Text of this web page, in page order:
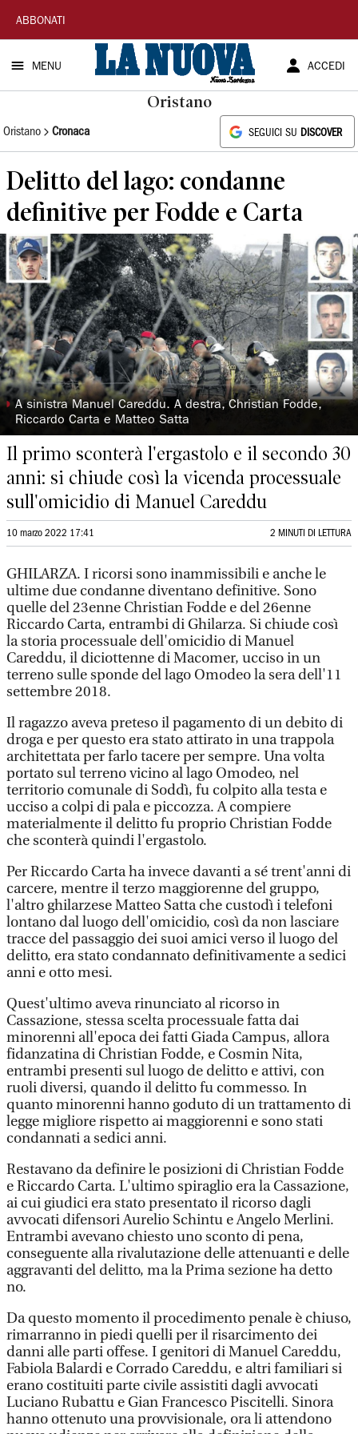
La
Nuova
Sardegna
ABBONATI
MENU ACCEDI
Oristano
Oristano Cronaca SEGUICI SU DISCOVER
Delitto del lago: condanne
definitive per Fodde e Carta
◗ A sinistra Manuel Careddu. A destra, Christian Fodde,
Riccardo Carta e Matteo Satta
Il primo sconterà l'ergastolo e il secondo 30
anni: si chiude così la vicenda processuale
sull'omicidio di Manuel Careddu
10 marzo 2022 17:41 2 MINUTI DI LETTURA
GHILARZA. I ricorsi sono inammissibili e anche le
ultime due condanne diventano definitive. Sono
quelle del 23enne Christian Fodde e del 26enne
Riccardo Carta, entrambi di Ghilarza. Si chiude così
la storia processuale dell'omicidio di Manuel
Careddu, il diciottenne di Macomer, ucciso in un
terreno sulle sponde del lago Omodeo la sera dell'11
settembre 2018.
Il ragazzo aveva preteso il pagamento di un debito di
droga e per questo era stato attirato in una trappola
architettata per farlo tacere per sempre. Una volta
portato sul terreno vicino al lago Omodeo, nel
territorio comunale di Soddì, fu colpito alla testa e
ucciso a colpi di pala e piccozza. A compiere
materialmente il delitto fu proprio Christian Fodde
che sconterà quindi l'ergastolo.
Per Riccardo Carta ha invece davanti a sé trent'anni di
carcere, mentre il terzo maggiorenne del gruppo,
l'altro ghilarzese Matteo Satta che custodì i telefoni
lontano dal luogo dell'omicidio, così da non lasciare
tracce del passaggio dei suoi amici verso il luogo del
delitto, era stato condannato definitivamente a sedici
anni e otto mesi.
Quest'ultimo aveva rinunciato al ricorso in
Cassazione, stessa scelta processuale fatta dai
minorenni all'epoca dei fatti Giada Campus, allora
fidanzatina di Christian Fodde, e Cosmin Nita,
entrambi presenti sul luogo de delitto e attivi, con
ruoli diversi, quando il delitto fu commesso. In
quanto minorenni hanno goduto di un trattamento di
legge migliore rispetto ai maggiorenni e sono stati
condannati a sedici anni.
Restavano da definire le posizioni di Christian Fodde
e Riccardo Carta. L'ultimo spiraglio era la Cassazione,
ai cui giudici era stato presentato il ricorso dagli
avvocati difensori Aurelio Schintu e Angelo Merlini.
Entrambi avevano chiesto uno sconto di pena,
conseguente alla rivalutazione delle attenuanti e delle
aggravanti del delitto, ma la Prima sezione ha detto
no.
Da questo momento il procedimento penale è chiuso,
rimarranno in piedi quelli per il risarcimento dei
danni alle parti offese. I genitori di Manuel Careddu,
Fabiola Balardi e Corrado Careddu, e altri familiari si
erano costituiti parte civile assistiti dagli avvocati
Luciano Rubattu e Gian Francesco Piscitelli. Sinora
hanno ottenuto una provvisionale, ora li attendono